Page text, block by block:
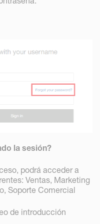
la sesión?
podrá acceder a
Ventas, Marketing
Soporte Comercial
de introducción